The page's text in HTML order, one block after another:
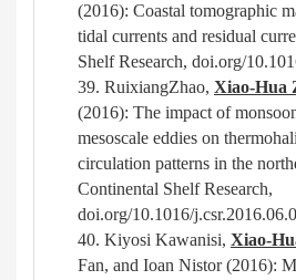
(2016): Coastal tomographic
tidal currents and residual
Shelf Research, doi.org/
39. RuixiangZhao, Xiao-Hua
(2016): The impact of
mesoscale eddies on
circulation patterns in the
Continental Shelf Research,
doi.org/10.1016/
40. Kiyosi Kawanisi, Xiao-
Fan, and Ioan Nistor (2016):